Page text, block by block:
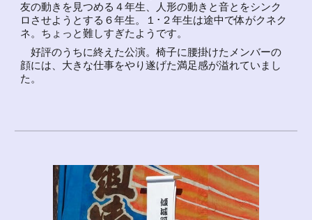
友の動きを見つめる４年生、人形の動きと音とをシンク
ロさせようとする６年生。１･２年生は途中で体がクネク
ネ。ちょっと難しすぎたようです。
好評のうちに終えた公演。椅子に腰掛けたメンバーの
顔には、大きな仕事をやり遂げた満足感が溢れていまし
た。